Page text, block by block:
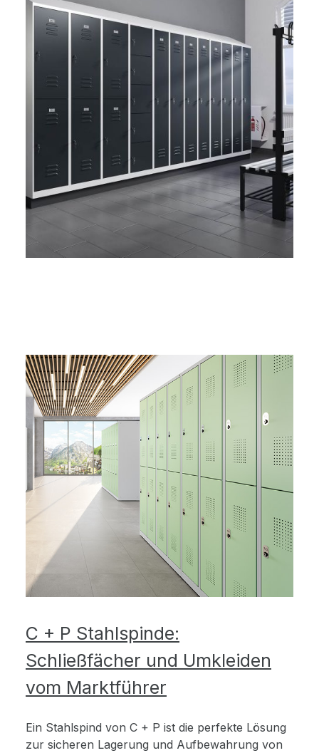
C + P Stahlspinde:
Schließfächer und Umkleiden
vom Marktführer
Ein Stahlspind von C + P ist die perfekte Lösung
zur sicheren Lagerung und Aufbewahrung von